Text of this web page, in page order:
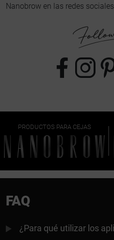
Nanobrow en las redes
PRODUCTOS PARA CEJAS
FAQ
¿Para qué utilizar los